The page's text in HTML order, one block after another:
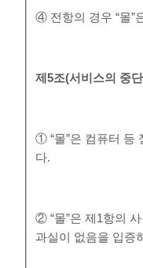
④ 전항의 경우 “몰”
제5조(서비스의 중단
① “몰”은 컴퓨터 등
다.
② “몰”은 제1항의
과실이 없음을 입증